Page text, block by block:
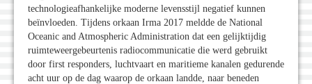
technologieafhankelijke moderne levensstijl negatief kunnen
beïnvloeden. Tijdens orkaan Irma 2017 meldde de National
Oceanic and Atmospheric Administration dat een gelijktijdig
ruimteweergebeurtenis radiocommunicatie die werd gebruikt
door first responders, luchtvaart en maritieme kanalen gedurende
acht uur op de dag waarop de orkaan landde, naar beneden